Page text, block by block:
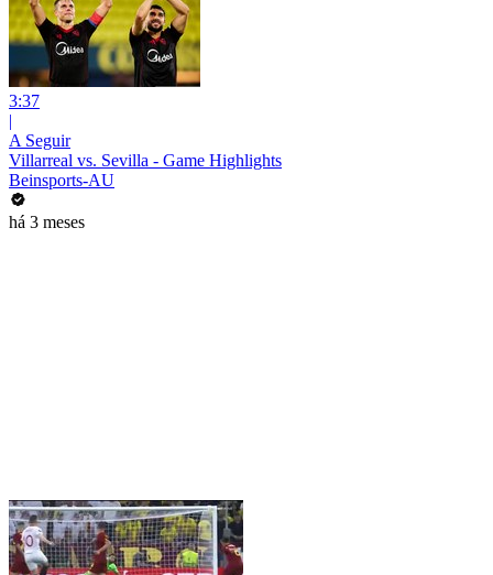
3:37
|
A Seguir
Villarreal vs. Sevilla - Game Highlights
Beinsports-AU
há 3 meses